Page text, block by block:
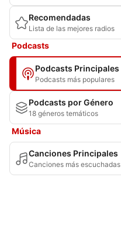
Recomendadas
Lista de las mejores radios
Podcasts
Podcasts Principales
Podcasts más populares
Podcasts por Género
18 géneros temáticos
Música
Canciones Principales
Canciones más escuchadas